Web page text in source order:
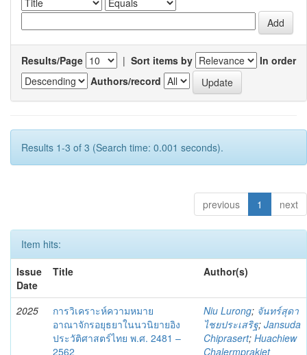
Results/Page | Sort items by
In order
Authors/record
Results 1-3 of 3 (Search time: 0.001 seconds).
previous 1 next
Item hits:
Issue
Date
Title Author(s)
2025
การวิเคราะห์ความหมาย
อาณาจักรอยุธยาในนวนิยายอิง
ประวัติศาสตร์ไทย พ.ศ. 2481 –
2562
Niu Lurong; จันทร์สุดา
ไชยประเสริฐ; Jansuda
Chiprasert; Huachiew
Chalermprakiet